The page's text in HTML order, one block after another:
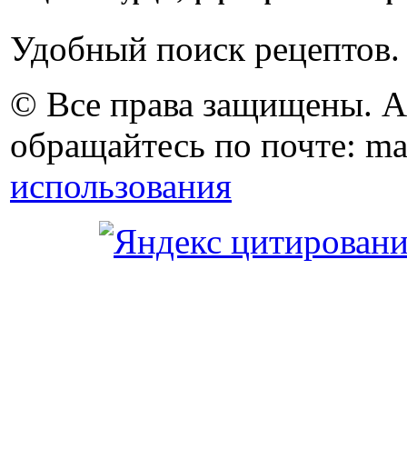
Удобный поиск рецептов.
© Все права защищены.
обращайтесь по почте:
использования